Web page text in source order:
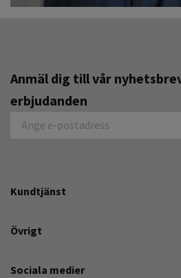
Anmäl dig till vår
erbjudanden
Kundtjänst
Övrigt
Sociala medier